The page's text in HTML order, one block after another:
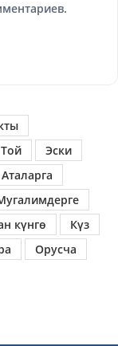
Той
Эски
Аталарга
күнгө
Күз
Орусча